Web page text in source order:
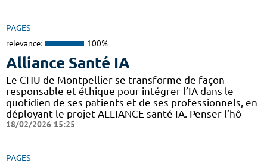
PAGES
relevance: 100%
Alliance Santé IA
Le CHU de Montpellier se transforme de façon
responsable et éthique pour intégrer l’IA dans le
quotidien de ses patients et de ses professionnels, en
déployant le projet ALLIANCE santé IA. Penser l’hô
18/02/2026 15:25
PAGES